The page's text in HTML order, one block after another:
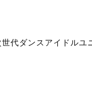
代ダンスアイドルユ